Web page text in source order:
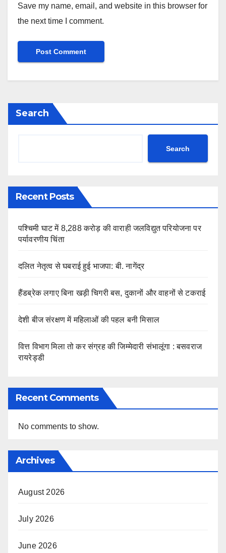
Save my name, email, and website in this browser for
the next time I comment.
Search
Search
Recent Posts
पश्चिमी घाट में 8,288 करोड़ की वाराही जलविद्युत परियोजना पर
पर्यावरणीय चिंता
दलित नेतृत्व से घबराई हुई भाजपा: बी. नागेंद्र
हैंडब्रेक लगाए बिना खड़ी चिगरी बस, दुकानों और वाहनों से टकराई
देशी बीज संरक्षण में महिलाओं की पहल बनी मिसाल
वित्त विभाग मिला तो कर संग्रह की जिम्मेदारी संभालूंगा : बसवराज
रायरेड्डी
Recent Comments
No comments to show.
Archives
August 2026
July 2026
June 2026